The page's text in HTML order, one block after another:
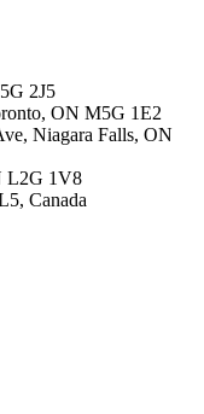
2J5
ON M5G 1E2
Niagara Falls, ON
L2G 1V8
Canada